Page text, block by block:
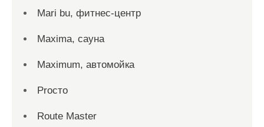
Mari bu, фитнес-центр
Maxima, сауна
Maximum, автомойка
Proсто
Route Master